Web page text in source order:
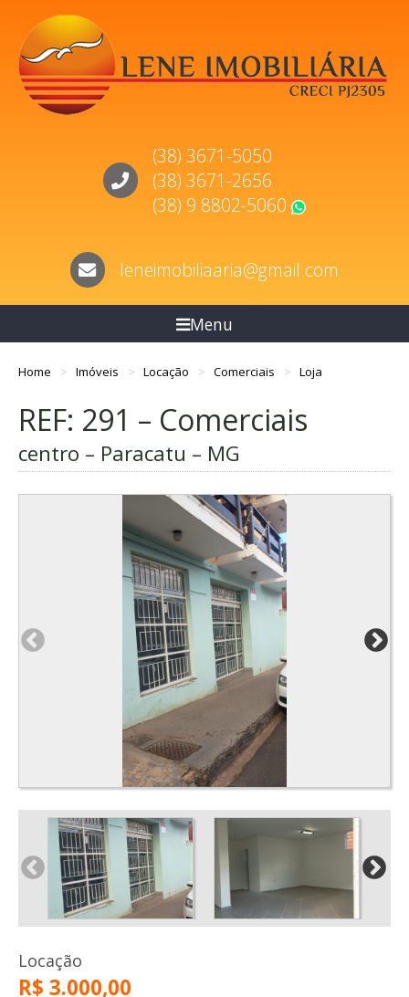
(38) 3671-5050
(38) 3671-2656
(38) 9 8802-5060
leneimobiliaaria@gmail.com
Menu
Home Imóveis Locação Comerciais Loja
REF: 291 – Comerciais
centro – Paracatu – MG
Locação
R$ 3.000,00